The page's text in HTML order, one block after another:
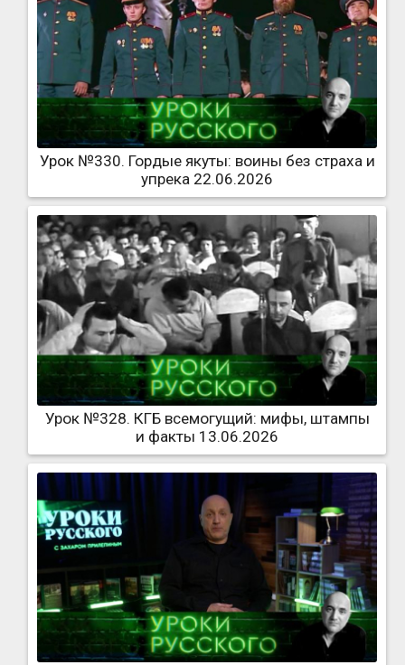
Урок №330. Гордые якуты: воины без страха и
упрека 22.06.2026
Урок №328. КГБ всемогущий: мифы, штампы
и факты 13.06.2026